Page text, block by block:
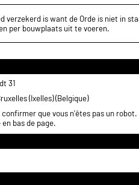
verzekerd is want de Orde is niet in
per bouwplaats uit te voeren.
31
(Ixelles) (Belgique)
confirmer que vous n'êtes pas un
bas de page.